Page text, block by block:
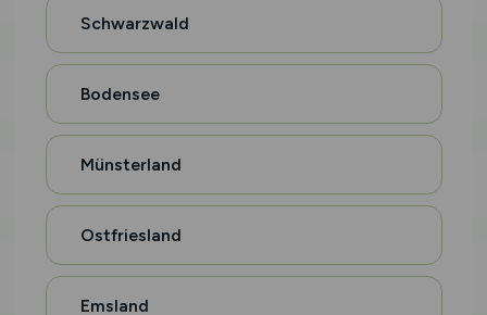
Schwarzwald
Bodensee
Münsterland
Ostfriesland
Emsland